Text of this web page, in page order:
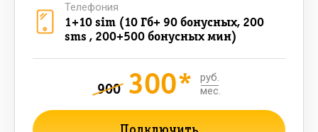
1+10 sim (10 Гб+ 90 бонусных, 200
sms , 200+500 бонусных мин)
Телефония
900 300*
руб.
мес.